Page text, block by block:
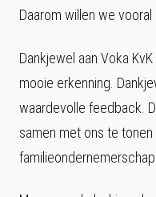
Daarom willen we
Dankjewel aan Voka
mooie erkenning.
waardevolle feedback.
samen met ons te
familieondernemerschap